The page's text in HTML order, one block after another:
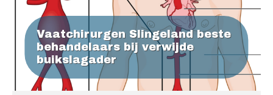
Vaatchirurgen Slingeland beste
behandelaars bij verwijde
buikslagader